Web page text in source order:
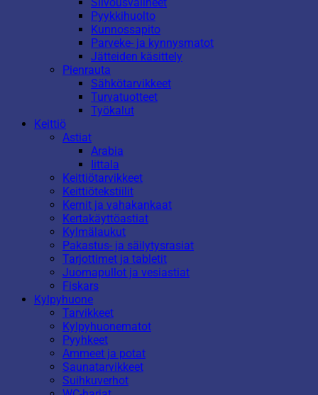
Siivousvälineet
Pyykkihuolto
Kunnossapito
Parveke- ja kynnysmatot
Jätteiden käsittely
Pienrauta
Sähkötarvikkeet
Turvatuotteet
Työkalut
Keittiö
Astiat
Arabia
Iittala
Keittiötarvikkeet
Keittiötekstiilit
Kernit ja vahakankaat
Kertakäyttöastiat
Kylmälaukut
Pakastus- ja säilytysrasiat
Tarjottimet ja tabletit
Juomapullot ja vesiastiat
Fiskars
Kylpyhuone
Tarvikkeet
Kylpyhuonematot
Pyyhkeet
Ammeet ja potat
Saunatarvikkeet
Suihkuverhot